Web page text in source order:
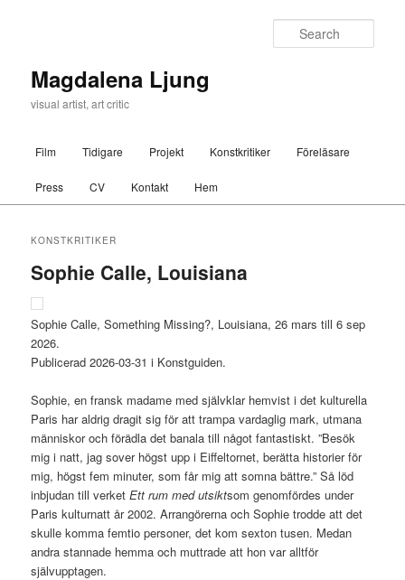
Magdalena Ljung
visual artist, art critic
Skip to primary content
Skip to secondary content
Film Tidigare Projekt Konstkritiker Föreläsare
Press CV Kontakt Hem
KONSTKRITIKER
Sophie Calle, Louisiana
Sophie Calle, Something Missing?, Louisiana, 26 mars till 6 sep
2026.
Publicerad 2026-03-31 i Konstguiden.
Sophie, en fransk madame med självklar hemvist i det kulturella
Paris har aldrig dragit sig för att trampa vardaglig mark, utmana
människor och förädla det banala till något fantastiskt. ”Besök
mig i natt, jag sover högst upp i Eiffeltornet, berätta historier för
mig, högst fem minuter, som får mig att somna bättre.” Så löd
inbjudan till verketEtt rum med utsiktsom genomfördes under
Paris kulturnatt år 2002. Arrangörerna och Sophie trodde att det
skulle komma femtio personer, det kom sexton tusen. Medan
andra stannade hemma och muttrade att hon var alltför
självupptagen.